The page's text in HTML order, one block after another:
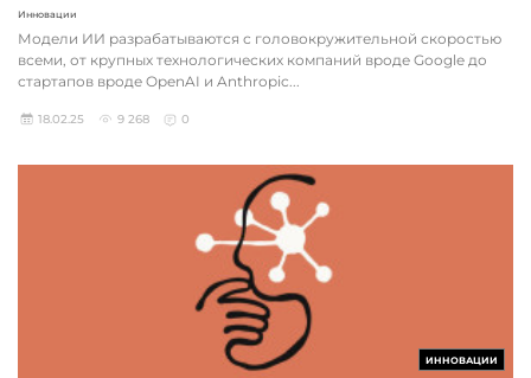
Инновации
Модели ИИ разрабатываются с головокружительной скоростью
всеми, от крупных технологических компаний вроде Google до
стартапов вроде OpenAI и Anthropic...
18.02.25 9 268 0
ИННОВАЦИИ